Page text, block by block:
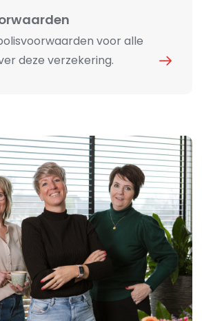
voor alle
deze verzekering.